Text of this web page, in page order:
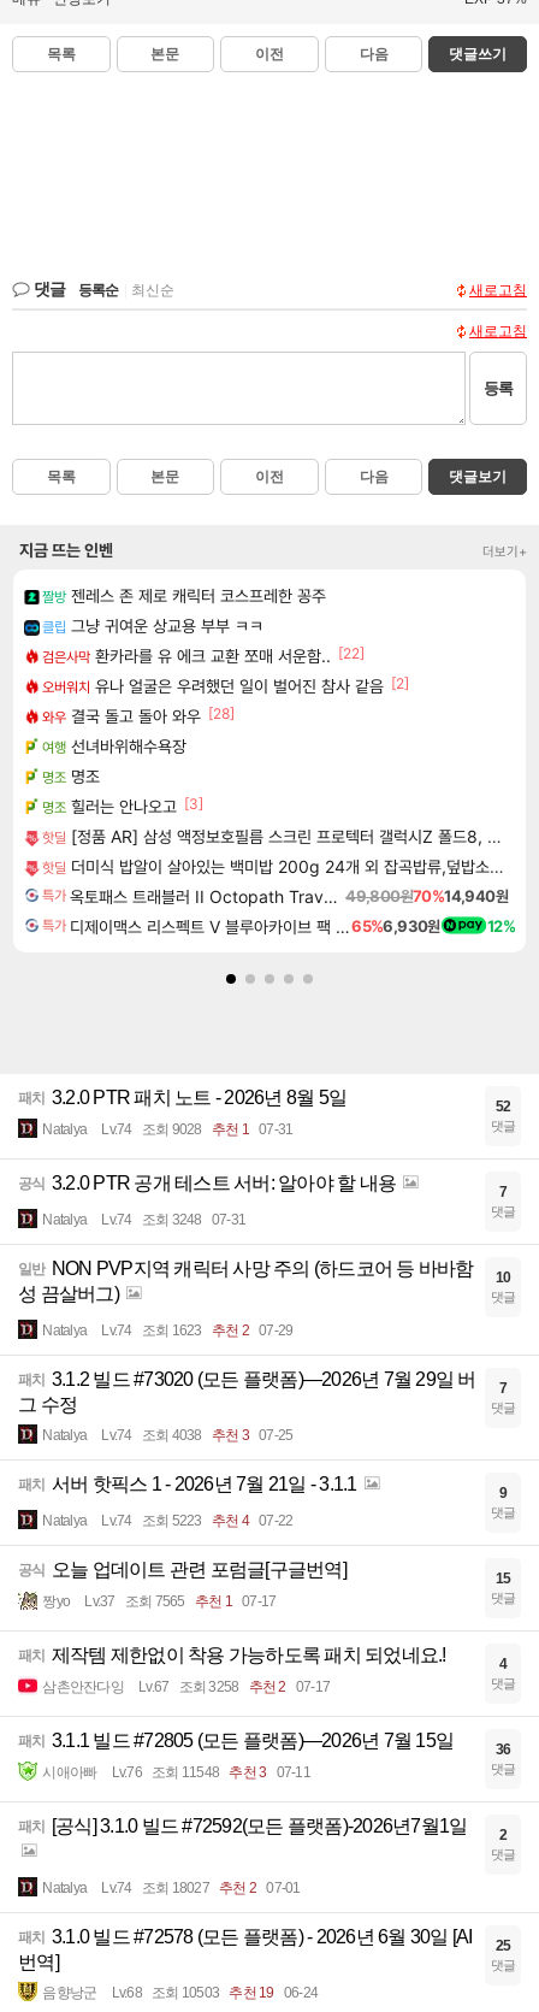
목록 본문 이전 다음 댓글쓰기
댓글 등록순 최신순 새로고침
새로고침
등록
목록 본문 이전 다음 댓글보기
지금 뜨는 인벤 더보기+
짤방 젠레스 존 제로 캐릭터 코스프레한 꽁주
클립 그냥 귀여운 상교용 부부 ㅋㅋ
검은사막 환카라를 유 에크 교환 쪼매 서운함.. [22]
오버워치 유나 얼굴은 우려했던 일이 벌어진 참사 같음 [2]
와우 결국 돌고 돌아 와우 [28]
여행 선녀바위해수욕장
명조 명조
명조 힐러는 안나오고 [3]
핫딜 [정품 AR] 삼성 액정보호필름 스크린 프로텍터 갤럭시Z 폴드8, 2매입
핫딜 더미식 밥알이 살아있는 백미밥 200g 24개 외 잡곡밥류,덮밥소스7종 외
특가 옥토패스 트래블러 II Octopath Traveler II 49,800원70%14,940원
특가 디제이맥스 리스펙트 V 블루아카이브 팩 DJMAX RESPECT V Blue Archive Pack DLC65%6,930원 12%
패치 3.2.0 PTR 패치 노트 - 2026년 8월 5일
Natalya Lv.74 조회 9028 추천 1 07-31
52
댓글
공식 3.2.0 PTR 공개 테스트 서버: 알아야 할 내용
Natalya Lv.74 조회 3248 07-31
7
댓글
일반 NON PVP지역 캐릭터 사망 주의 (하드코어 등 바바함
성 끔살버그)
Natalya Lv.74 조회 1623 추천 2 07-29
10
댓글
패치 3.1.2 빌드 #73020 (모든 플랫폼)—2026년 7월 29일 버
그 수정
Natalya Lv.74 조회 4038 추천 3 07-25
7
댓글
패치 서버 핫픽스 1 - 2026년 7월 21일 - 3.1.1
Natalya Lv.74 조회 5223 추천 4 07-22
9
댓글
공식 오늘 업데이트 관련 포럼글[구글번역]
짱yo Lv.37 조회 7565 추천 1 07-17
15
댓글
패치 제작템 제한없이 착용 가능하도록 패치 되었네요.!
삼촌안잔다잉 Lv.67 조회 3258 추천 2 07-17
4
댓글
패치 3.1.1 빌드 #72805 (모든 플랫폼)—2026년 7월 15일
시애아빠 Lv.76 조회 11548 추천 3 07-11
36
댓글
패치 [공식] 3.1.0 빌드 #72592(모든 플랫폼)-2026년7월1일
Natalya Lv.74 조회 18027 추천 2 07-01
2
댓글
패치 3.1.0 빌드 #72578 (모든 플랫폼) - 2026년 6월 30일 [AI
번역]
음향낭군 Lv.68 조회 10503 추천 19 06-24
25
댓글